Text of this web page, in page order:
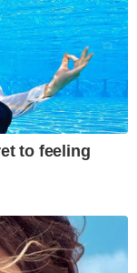
to feeling